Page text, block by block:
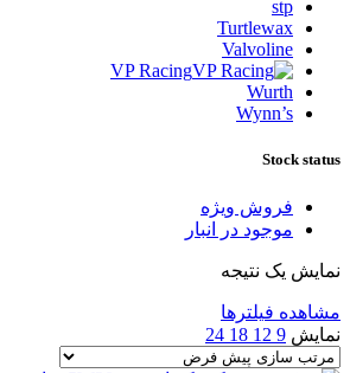
stp
Turtlewax
Valvoline
VP Racing
Wurth
Wynn’s
Stock status
فروش ویژه
موجود در انبار
نمایش یک نتیجه
مشاهده فیلترها
نمایش 9
12
18
24